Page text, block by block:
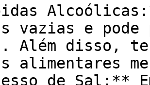
vazias e pode
Além disso,
alimentares
de Sal:**